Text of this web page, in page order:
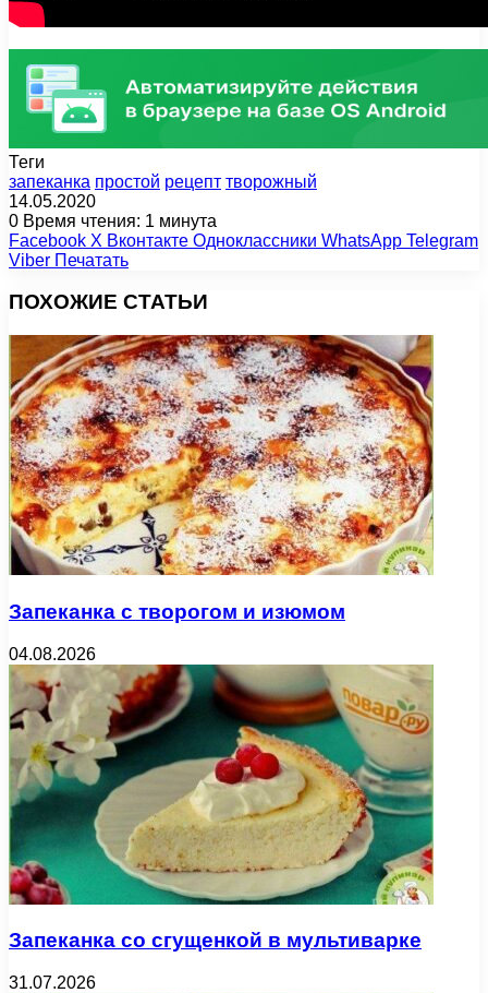
Теги
запеканка простой рецепт творожный
14.05.2020
0 Время чтения: 1 минута
Facebook X Вконтакте Одноклассники WhatsApp Telegram
Viber Печатать
ПОХОЖИЕ СТАТЬИ
Запеканка с творогом и изюмом
04.08.2026
Запеканка со сгущенкой в мультиварке
31.07.2026